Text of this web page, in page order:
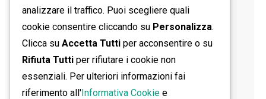
analizzare il traffico. Puoi scegliere quali
cookie consentire cliccando su Personalizza.
Clicca su Accetta Tutti per acconsentire o su
Rifiuta Tutti per rifiutare i cookie non
essenziali. Per ulteriori informazioni fai
riferimento all'Informativa Cookie e